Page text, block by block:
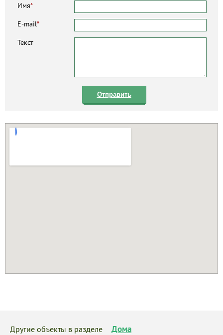
Имя*
E-mail*
Текст
Отправить
Другие объекты в разделе Дома